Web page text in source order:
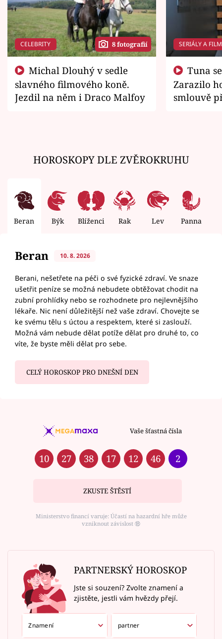
CELEBRITY 8 fotografií
slavného filmového koně.
Jezdil na něm i Draco Malfoy
SERIÁLY A
Zarazilo
smlouvě
HOROSKOPY DLE ZVĚROKRUHU
Beran Býk Blíženci Rak Lev Panna
Beran 10. 8. 2026
Berani, nešetřete na péči o své fyzické zdraví. Ve snaze
ušetřit peníze se možná nebudete obtěžovat chodit na
zubní prohlídky nebo se rozhodnete pro nejlevnějšího
lékaře. Nic není důležitější než vaše zdraví. Chovejte se
ke svému tělu s úctou a respektem, které si zaslouží.
Možná vám nebude dělat potíže dělat pro druhé to, co
víte, že byste měli dělat pro sebe.
CELÝ HOROSKOP PRO DNEŠNÍ DEN
Vaše šťastná čísla
10 27 38 17 12 46 2
ZKUSTE ŠTĚSTÍ
Ministerstvo financí varuje: Účastí na hazardní hře může
vzniknout závislost ⑱
PARTNERSKÝ HOROSKOP
Jste si souzení? Zvolte znamení a
zjistěte, jestli vám hvězdy přejí.